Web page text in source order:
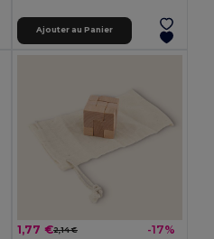
Ajouter au Panier
1,77 €2,14 € -17%